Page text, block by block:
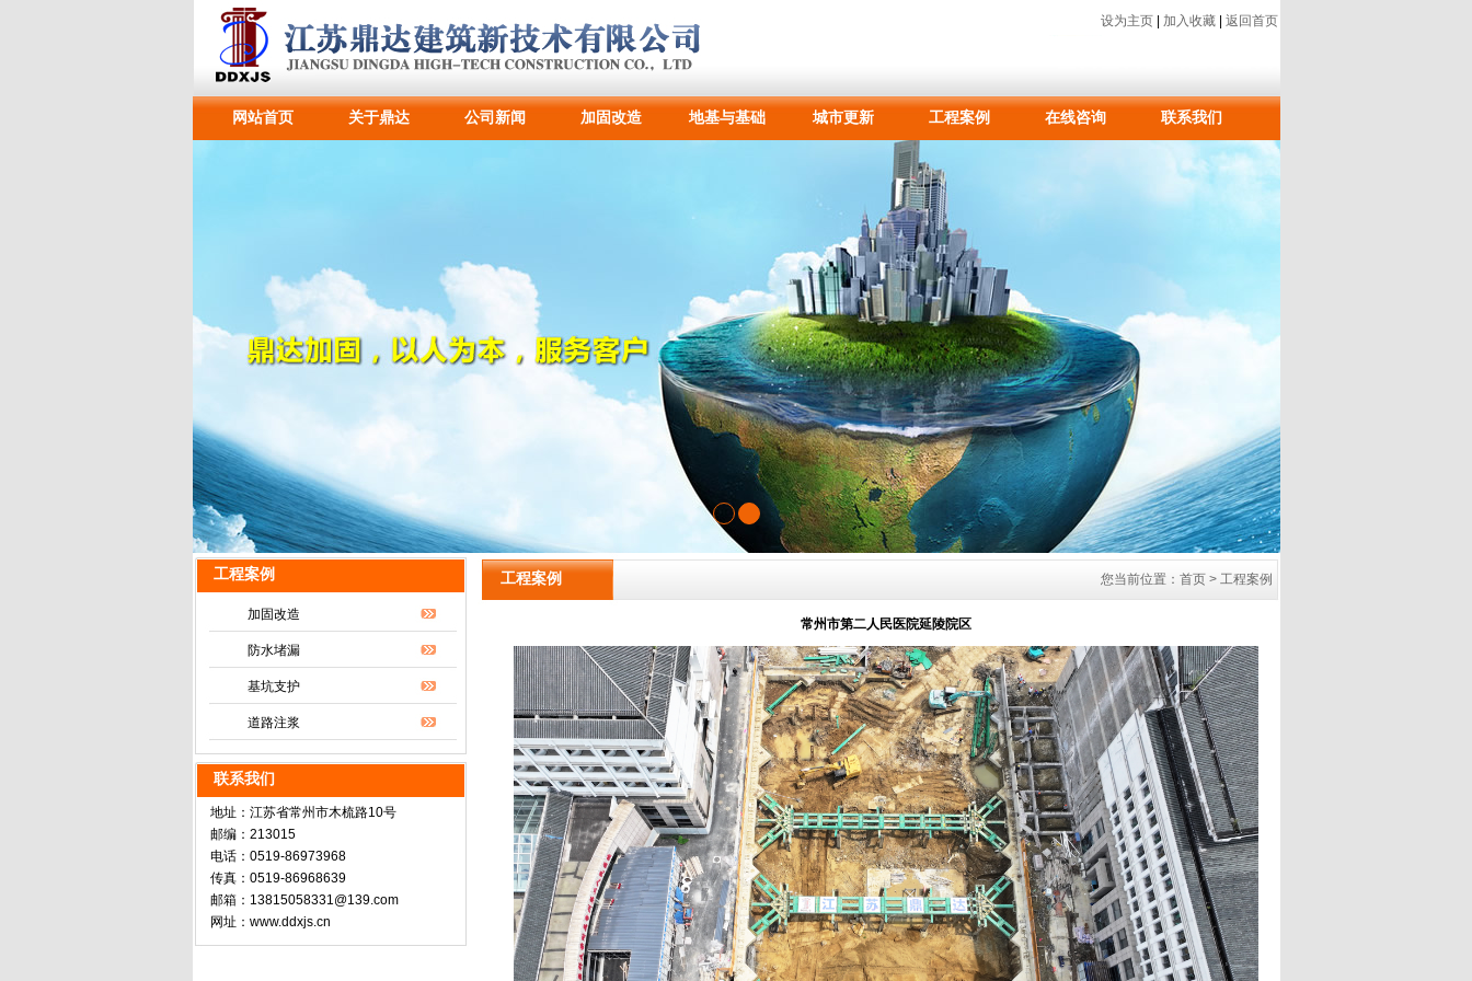
设为主页| 加入收藏| 返回首页
网站首页 关于鼎达 公司新闻 加固改造 地基与基础 城市更新 工程案例 在线咨询 联系我们
工程案例
加固改造
防水堵漏
基坑支护
道路注浆
联系我们
地址：江苏省常州市木梳路10号
邮编：213015
电话：0519-86973968
传真：0519-86968639
邮箱：13815058331@139.com
网址：www.ddxjs.cn
工程案例 您当前位置：首页 > 工程案例
常州市第二人民医院延陵院区